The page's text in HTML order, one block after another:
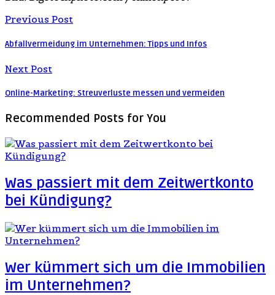
Previous Post
Abfallvermeidung im Unternehmen: Tipps und Infos
Next Post
Online-Marketing: Streuverluste messen und vermeiden
Recommended Posts for You
Was passiert mit dem Zeitwertkonto
bei Kündigung?
Wer kümmert sich um die Immobilien
im Unternehmen?